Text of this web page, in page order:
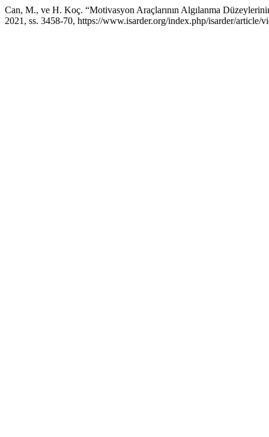
Can, M., ve H. Koç. “Motivasyon Araçlarının Algılanma
2021, ss. 3458-70, https://www.isarder.org/index.php/isarder/article/